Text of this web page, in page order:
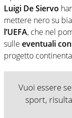
Luigi De Siervo
mettere nero su
l’UEFA, che nel
sulle eventuali
progetto
Vuoi essere
sport,